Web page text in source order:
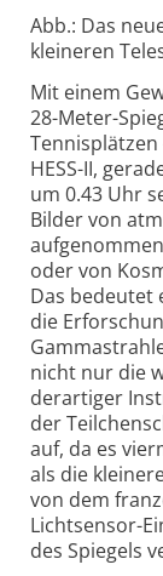
Abb.: Das
kleineren
Mit einem
28-Meter-
HESS-II,
um 0.43 Uhr
Bilder von
oder von
Das bedeutet
die
nicht nur die
derartiger
der
auf, da es
als die
von dem
Lichtsensor-
des Spiegels